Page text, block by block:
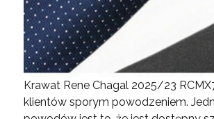
Krawat Rene Chagal 2025/23
klientów sporym powodzeniem.